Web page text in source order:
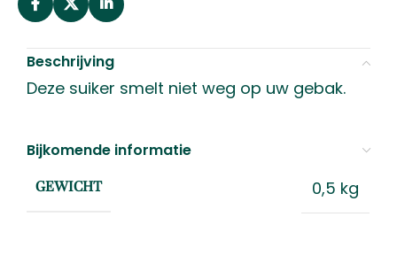
Beschrijving
Deze suiker smelt niet weg op uw gebak.
Bijkomende informatie
GEWICHT 0,5 kg